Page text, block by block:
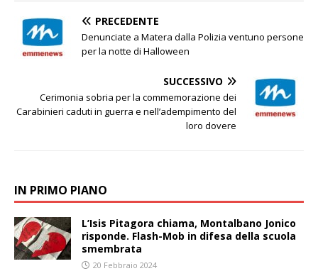
PRECEDENTE
Denunciate a Matera dalla Polizia ventuno persone
per la notte di Halloween
SUCCESSIVO
Cerimonia sobria per la commemorazione dei
Carabinieri caduti in guerra e nell’adempimento del
loro dovere
IN PRIMO PIANO
L’Isis Pitagora chiama, Montalbano Jonico
risponde. Flash-Mob in difesa della scuola
smembrata
20 Febbraio 2024